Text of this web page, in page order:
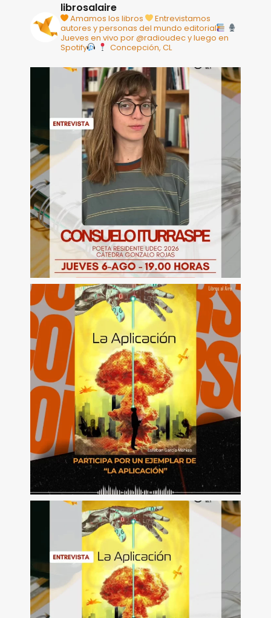
librosalaire
Amamos los libros
Entrevistamos
autores y personas del mundo editorial
Jueves en vivo por @radioudec y luego en
Spotify
Concepción, CL